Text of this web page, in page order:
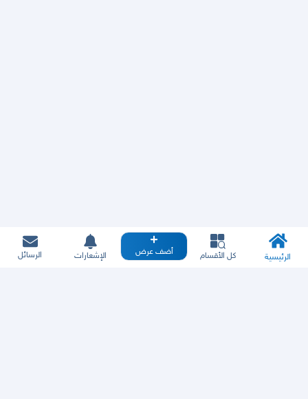
الرئيسية كل الأقسام أضف عرض الإشعارات الرسائل